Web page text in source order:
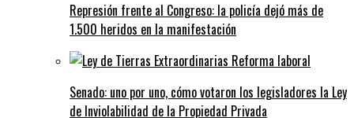
Represión frente al Congreso: la policía dejó más de
1.500 heridos en la manifestación
Senado: uno por uno, cómo votaron los legisladores la Ley
de Inviolabilidad de la Propiedad Privada